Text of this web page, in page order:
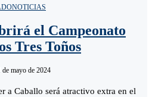
NOTICIAS
el Campeonato
Tres Toños
de mayo de 2024
a Caballo será atractivo extra en el